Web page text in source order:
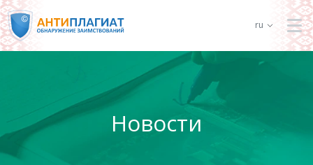
ru
Новости